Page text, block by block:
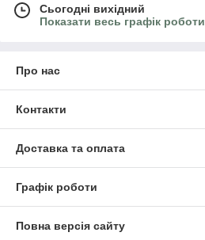
Сьогодні вихідний
Показати весь графік роботи
Про нас
Контакти
Доставка та оплата
Графік роботи
Повна версія сайту